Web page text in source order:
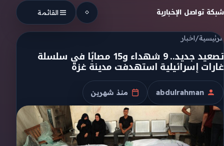
Skip to content
شبكة تواصل الإخبارية القائمة
الرئيسية/اخبار
تصعيد جديد.. 9 شهداء و15 مصابًا في سلسلة
غارات إسرائيلية استهدفت مدينة غزة
الكاتب
abdulrahman
تاريخ النشر
منذ شهرين